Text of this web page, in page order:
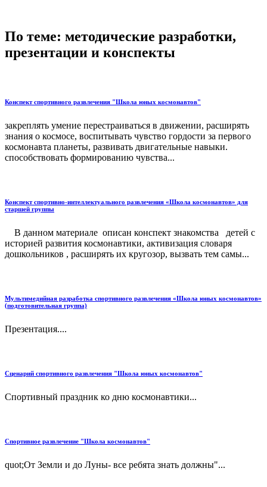
По теме: методические разработки,
презентации и конспекты
Конспект спортивного развлечения "Школа юных космонавтов"
закреплять умение перестраиваться в движении, расширять
знания о космосе, воспитывать чувство гордости за первого
космонавта планеты, развивать двигательные навыки.
способствовать формированию чувства...
Конспект спортивно-интеллектуального развлечения «Школа космонавтов» для
старшей группы
В данном материале описан конспект знакомства детей с
историей развития космонавтики, активизация словаря
дошкольников , расширять их кругозор, вызвать тем самы...
Мультимедийная разработка спортивного развлечения «Школа юных космонавтов»
(подготовительная группа)
Презентация....
Сценарий спортивного развлечения "Школа юных космонавтов"
Спортивный праздник ко дню космонавтики...
Спортивное развлечение "Школа космонавтов"
quot;От Земли и до Луны- все ребята знать должны"...